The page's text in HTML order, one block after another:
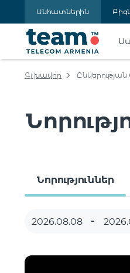
Անհատներին
Գլխավոր
Նորություններ